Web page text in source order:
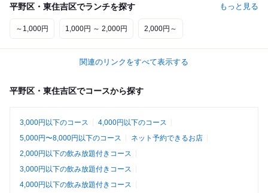
平野区・東住吉区でランチを探す もっと見る
～1,000円 1,000円 ～ 2,000円 2,000円～
関連のリンクをすべて表示する
平野区・東住吉区でコースから探す
3,000円以下のコース
4,000円以下のコース
5,000円〜8,000円以下のコース
ネット予約できるお店
2,000円以下の飲み放題付きコース
3,000円以下の飲み放題付きコース
4,000円以下の飲み放題付きコース